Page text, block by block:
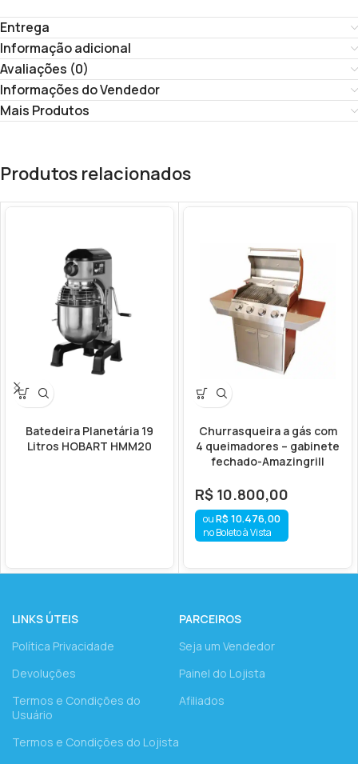
Entrega
Informação adicional
Avaliações (0)
Informações do Vendedor
Mais Produtos
Produtos relacionados
Batedeira Planetária 19
Litros HOBART HMM20
Churrasqueira a gás com
4 queimadores – gabinete
fechado-Amazingrill
R$ 10.800,00
R$ 10.476,00
no Boleto à Vista
LINKS ÚTEIS
Política Privacidade
Devoluções
Termos e Condições do
Usuário
Termos e Condições do Lojista
PARCEIROS
Seja um Vendedor
Painel do Lojista
Afiliados